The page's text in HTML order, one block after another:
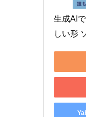
生成AI
しい形